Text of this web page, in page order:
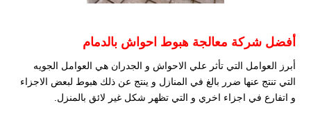
أفضل شركة معالجة هبوط احواش بالدمام
أبرز العوامل التي تأثر علي الاحواش و الجدران هي العوامل الجويه
التي تنتج عنها ضرر بالغ في المنازل و ينتج عن ذلك هبوط لبعض الاجزاء
و اتفارع في اجزاء اخري و التي تظهر شكل غير لائق بالمنزل.